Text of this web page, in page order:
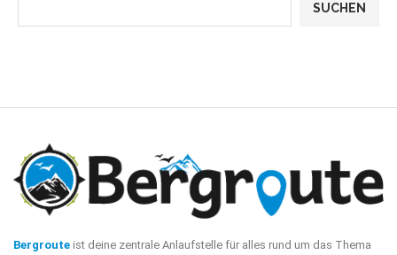
SUCHEN
Bergroute ist deine zentrale Anlaufstelle für alles rund um das Thema